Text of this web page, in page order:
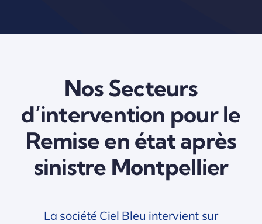
Nos Secteurs
d’intervention pour le
Remise en état après
sinistre Montpellier
La société Ciel Bleu intervient sur